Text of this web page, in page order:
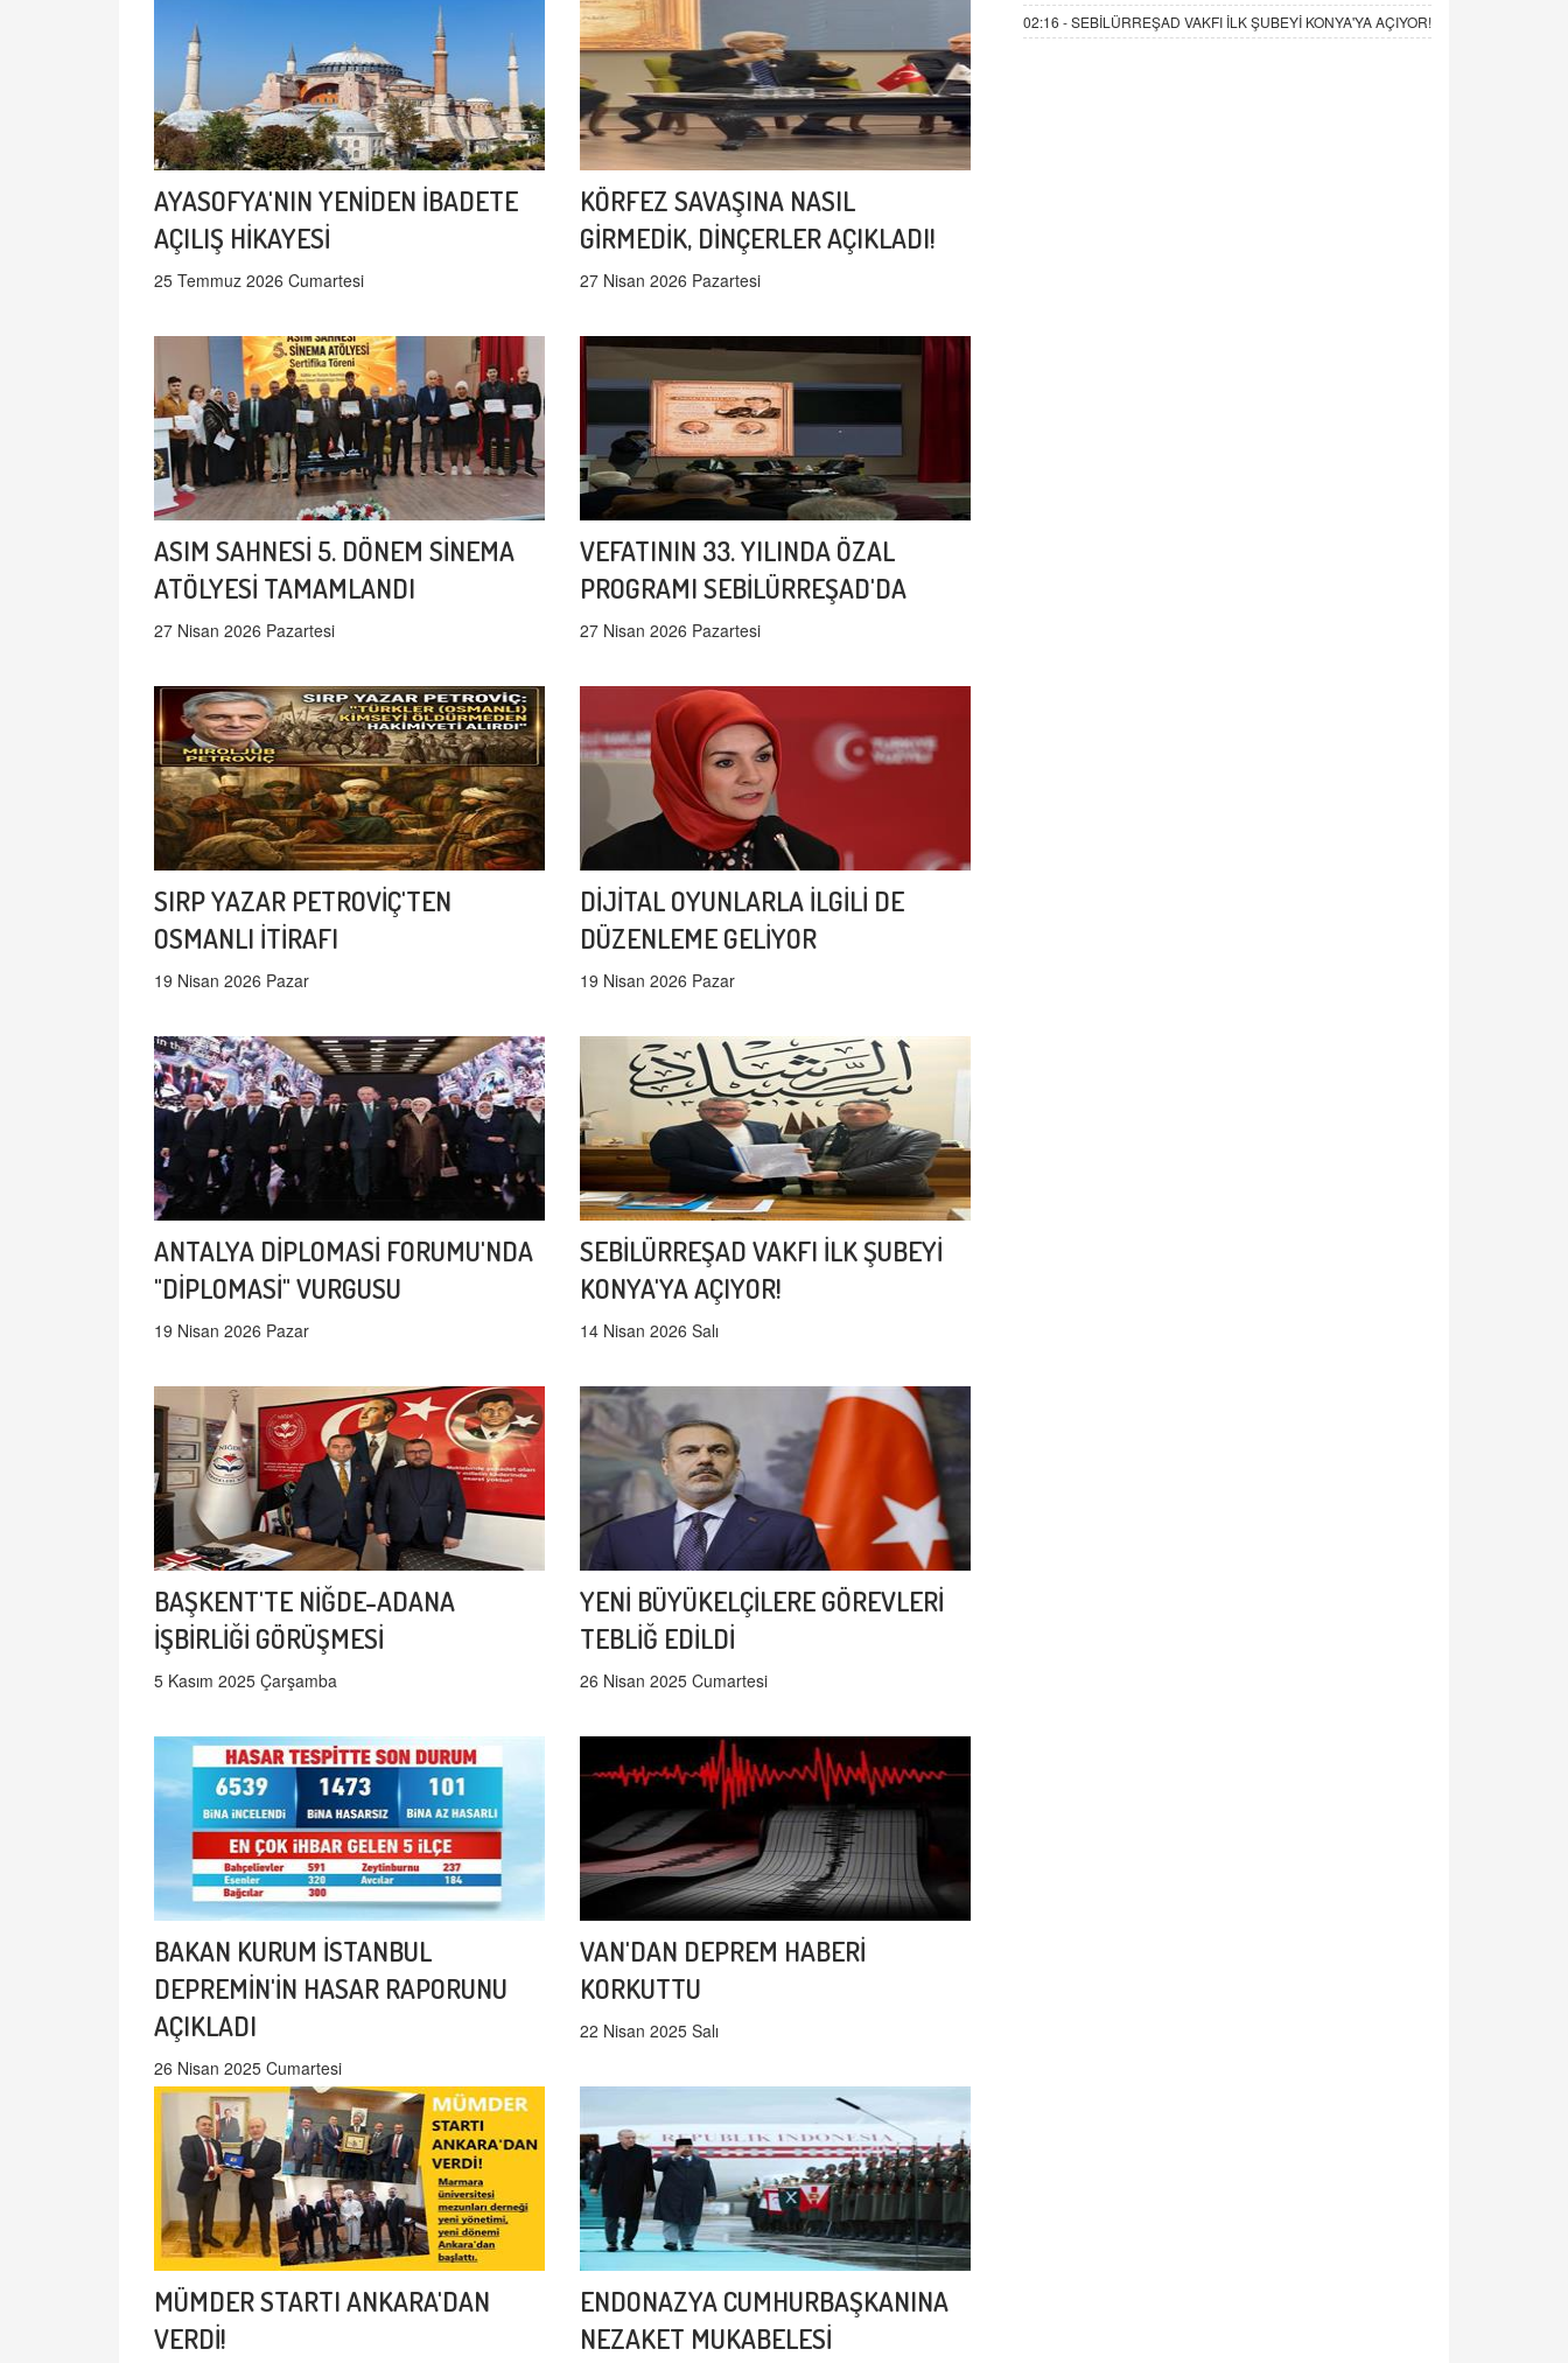
AYASOFYA'NIN YENİDEN İBADETE
AÇILIŞ HİKAYESİ
25 Temmuz 2026 Cumartesi
KÖRFEZ SAVAŞINA NASIL
GİRMEDİK, DİNÇERLER AÇIKLADI!
27 Nisan 2026 Pazartesi
ASIM SAHNESİ 5. DÖNEM SİNEMA
ATÖLYESİ TAMAMLANDI
27 Nisan 2026 Pazartesi
VEFATININ 33. YILINDA ÖZAL
PROGRAMI SEBİLÜRREŞAD'DA
27 Nisan 2026 Pazartesi
SIRP YAZAR PETROVİÇ'TEN
OSMANLI İTİRAFI
19 Nisan 2026 Pazar
DİJİTAL OYUNLARLA İLGİLİ DE
DÜZENLEME GELİYOR
19 Nisan 2026 Pazar
ANTALYA DİPLOMASİ FORUMU'NDA
"DİPLOMASİ" VURGUSU
19 Nisan 2026 Pazar
SEBİLÜRREŞAD VAKFI İLK ŞUBEYİ
KONYA'YA AÇIYOR!
14 Nisan 2026 Salı
BAŞKENT'TE NİĞDE-ADANA
İŞBİRLİĞİ GÖRÜŞMESİ
5 Kasım 2025 Çarşamba
YENİ BÜYÜKELÇİLERE GÖREVLERİ
TEBLİĞ EDİLDİ
26 Nisan 2025 Cumartesi
BAKAN KURUM İSTANBUL
DEPREMİN'İN HASAR RAPORUNU
AÇIKLADI
26 Nisan 2025 Cumartesi
VAN'DAN DEPREM HABERİ
KORKUTTU
22 Nisan 2025 Salı
MÜMDER STARTI ANKARA'DAN
VERDİ!
ENDONAZYA CUMHURBAŞKANINA
NEZAKET MUKABELESİ
02:16 -SEBİLÜRREŞAD VAKFI İLK ŞUBEYİ KONYA'YA AÇIYOR!